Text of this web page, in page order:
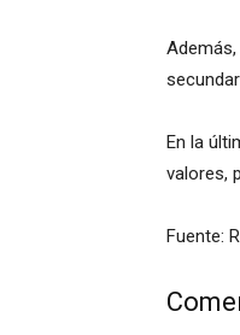
En la
valores,
Fuente: